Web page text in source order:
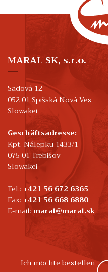
MARAL SK, s.r.o.
Sadová 12
052 01 Spišská Nová Ves
Slowakei
Geschäftsadresse:
Kpt. Nálepku 1433/1
075 01 Trebišov
Slowakei
Tel.: +421 56 672 6365
Fax: +421 56 668 6880
E-mail:maral@maral.sk
Ich möchte bestellen